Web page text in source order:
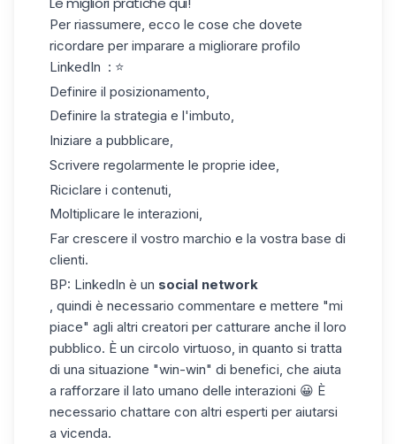
Per riassumere, ecco le cose che dovete
ricordare per imparare a migliorare profilo
LinkedIn : ⭐
Definire il posizionamento,
Definire la strategia e l'imbuto,
Iniziare a pubblicare,
Scrivere regolarmente le proprie idee,
Riciclare i contenuti,
Moltiplicare le interazioni,
Far crescere il vostro marchio e la vostra base di
clienti.
BP: LinkedIn è un social network
, quindi è necessario commentare e mettere "mi
piace" agli altri creatori per catturare anche il loro
pubblico. È un circolo virtuoso, in quanto si tratta
di una situazione "win-win" di benefici, che aiuta
a rafforzare il lato umano delle interazioni 😀 È
necessario chattare con altri esperti per aiutarsi
a vicenda.